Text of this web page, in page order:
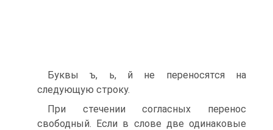
Буквы ъ, ь, й не переносятся на
следующую строку.
При стечении согласных перенос
свободный. Если в слове две одинаковые